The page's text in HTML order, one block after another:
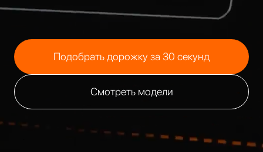
Подобрать дорожку за 30 секунд
Смотреть модели